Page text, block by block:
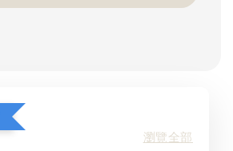
瀏覽全部